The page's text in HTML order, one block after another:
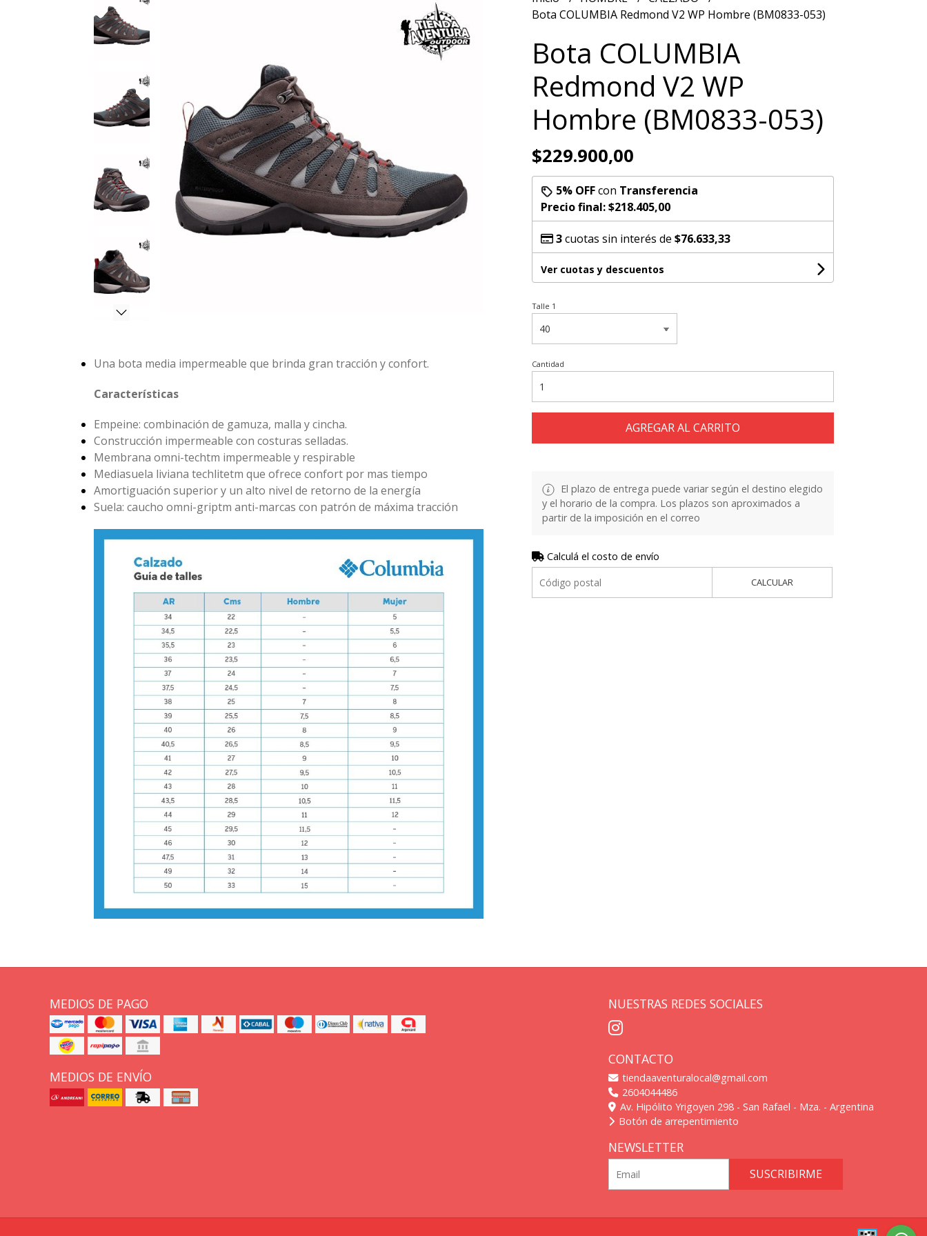
Una bota media impermeable que brinda gran tracción y confort.
Características
Empeine: combinación de gamuza, malla y cincha.
Construcción impermeable con costuras selladas.
Membrana omni-techtm impermeable y respirable
Mediasuela liviana techlitetm que ofrece confort por mas tiempo
Amortiguación superior y un alto nivel de retorno de la energía
Suela: caucho omni-griptm anti-marcas con patrón de máxima tracción
Bota COLUMBIA Redmond V2 WP Hombre (BM0833-053)
Bota COLUMBIA
Redmond V2 WP
Hombre (BM0833-053)
$229.900,00
5% OFFcon Transferencia
Precio final:$218.405,00
3cuotas sin interés de $76.633,33
Ver cuotas y descuentos
Talle 1
Cantidad
AGREGAR AL CARRITO
El plazo de entrega puede variar según el destino elegido
y el horario de la compra. Los plazos son aproximados a
partir de la imposición en el correo
Calculá el costo de envío
CALCULAR
MEDIOS DE PAGO
MEDIOS DE ENVÍO
NUESTRAS REDES SOCIALES
CONTACTO
tiendaaventuralocal@gmail.com
2604044486
Av. Hipólito Yrigoyen 298 - San Rafael - Mza. - Argentina
Botón de arrepentimiento
NEWSLETTER
SUSCRIBIRME